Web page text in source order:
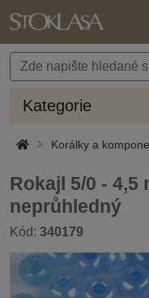
Kategorie
Korálky a
Rokajl 5/0 - 4,5
neprůhledný
Kód: 340179